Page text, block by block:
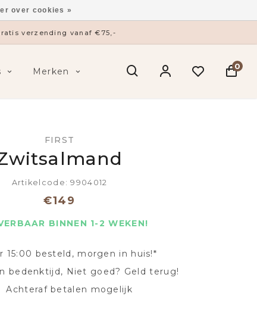
verzending vanaf €75,-
Merken 0
FIRST
Artikelcode: 9904012
€149
BINNEN 1-2 WEKEN!
15:00 besteld, morgen in huis!*
bedenktijd, Niet goed? Geld terug!
Achteraf betalen mogelijk
over cookies »